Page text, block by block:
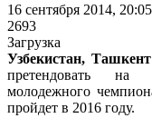
16 сентября 2014, 20:05
2693
Загрузка
Узбекистан,
претендовать на
молодежного
пройдет в 2016 году.